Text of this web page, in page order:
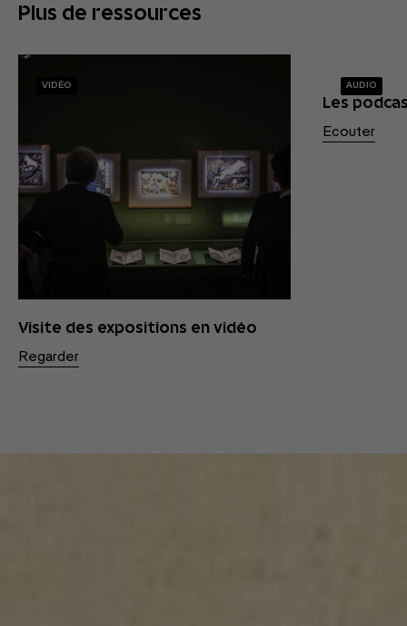
Plus de ressources
VIDÉO
Visite des expositions en vidéo
Regarder
AUDIO
Les
Ecouter